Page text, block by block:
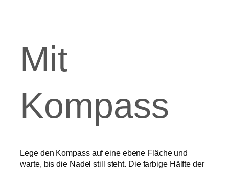
Mit
Kompass
Lege den Kompass auf eine ebene Fläche und
warte, bis die Nadel still steht. Die farbige Hälfte der